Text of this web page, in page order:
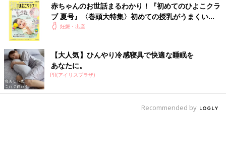
赤ちゃんのお世話まるわかり！『初めてのひよこクラ
ブ 夏号』〈巻頭大特集〉初めての授乳がうまくい
く！ おっぱい・ミルクの基本と夏のトラブル 解決テ
妊娠・出産
【大人気】ひんやり冷感寝具で快適な睡眠を
あなたに。
PR(アイリスプラザ)
Recommended by